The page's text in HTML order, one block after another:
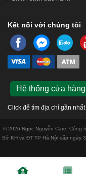
Kết nối với chúng tôi
Hệ thống cửa
Click để tìm địa chỉ gần nhất
© 2026 Ngọc Nguyễn Care. Công
Sở KH và ĐT TP Hà Nội cấp ngày